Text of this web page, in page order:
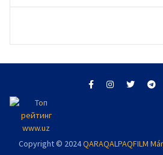
Copyright © 2024QARAQALPAQFILM